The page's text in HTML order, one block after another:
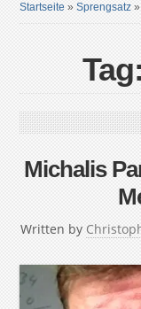
Startseite »Sprengsatz
Michalis
Written by